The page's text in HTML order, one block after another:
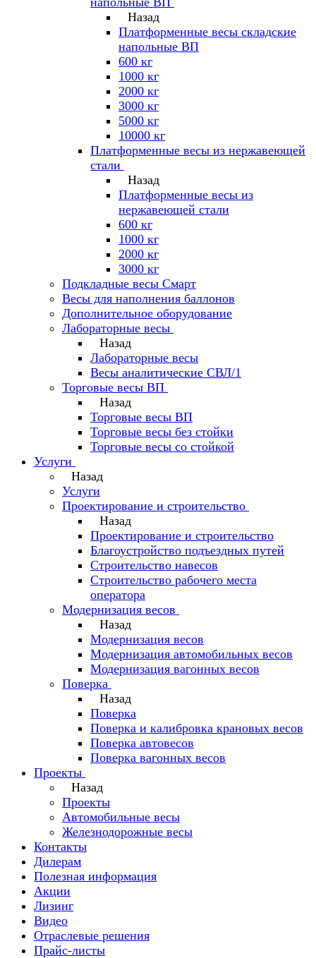
Назад
Платформенные весы складские
напольные ВП
600 кг
1000 кг
2000 кг
3000 кг
5000 кг
10000 кг
Платформенные весы из нержавеющей
стали
Назад
Платформенные весы из
нержавеющей стали
600 кг
1000 кг
2000 кг
3000 кг
Подкладные весы Смарт
Весы для наполнения баллонов
Дополнительное оборудование
Лабораторные весы
Назад
Лабораторные весы
Весы аналитические СВЛ/1
Торговые весы ВП
Назад
Торговые весы ВП
Торговые весы без стойки
Торговые весы со стойкой
Услуги
Назад
Услуги
Проектирование и строительство
Назад
Проектирование и строительство
Благоустройство подъездных путей
Строительство навесов
Строительство рабочего места
оператора
Модернизация весов
Назад
Модернизация весов
Модернизация автомобильных весов
Модернизация вагонных весов
Поверка
Назад
Поверка
Поверка и калибровка крановых весов
Поверка автовесов
Поверка вагонных весов
Проекты
Назад
Проекты
Автомобильные весы
Железнодорожные весы
Контакты
Дилерам
Полезная информация
Акции
Лизинг
Видео
Отраслевые решения
Прайс-листы